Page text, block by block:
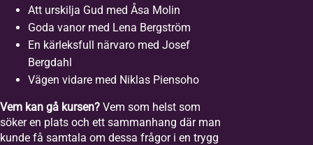
Att urskilja Gud med Åsa Molin
Goda vanor med Lena Bergström
En kärleksfull närvaro med Josef
Bergdahl
Vägen vidare med Niklas Piensoho
Vem kan gå kursen? Vem som helst som
söker en plats och ett sammanhang där man
kunde få samtala om dessa frågor i en trygg